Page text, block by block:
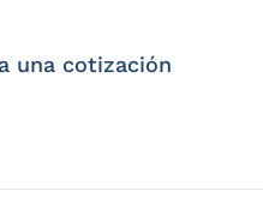
una cotización